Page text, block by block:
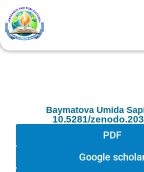
Baymatova Umida
10.5281/
PDF
Google